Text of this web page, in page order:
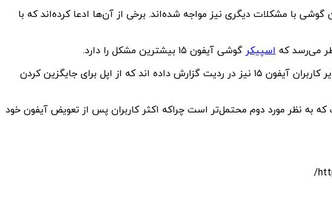
گوشی با مشکلات دیگری نیز مواجه شده‌اند. برخی از آن‌ها ادعا کرده‌اند که با
اسپیکر گوشی آیفون ۱۵ بیشترین مشکل را دارد.
بک تیک‌تاکر به نام Milesabovetech جزو اولین کسانی بود که مشکل صدای اسپیکر آیفون ۱۵ پرو مکس را بیان کرد. سایر کاربران آیفون ۱۵ نیز در ردیت گزارش داده اند که از اپل برای جایگزین کردن
۱۵ است یا اینکه یک مشکل نرم افزاری است که به نظر مورد دوم محتمل‌تر است چراکه اکثر کاربران پس از تعویض آیفون خود